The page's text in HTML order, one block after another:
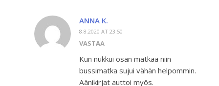
ANNA K.
8.8.2020 AT 23:50
VASTAA
Kun nukkui osan matkaa niin
bussimatka sujui vähän helpommin.
Äänikirjat auttoi myös.